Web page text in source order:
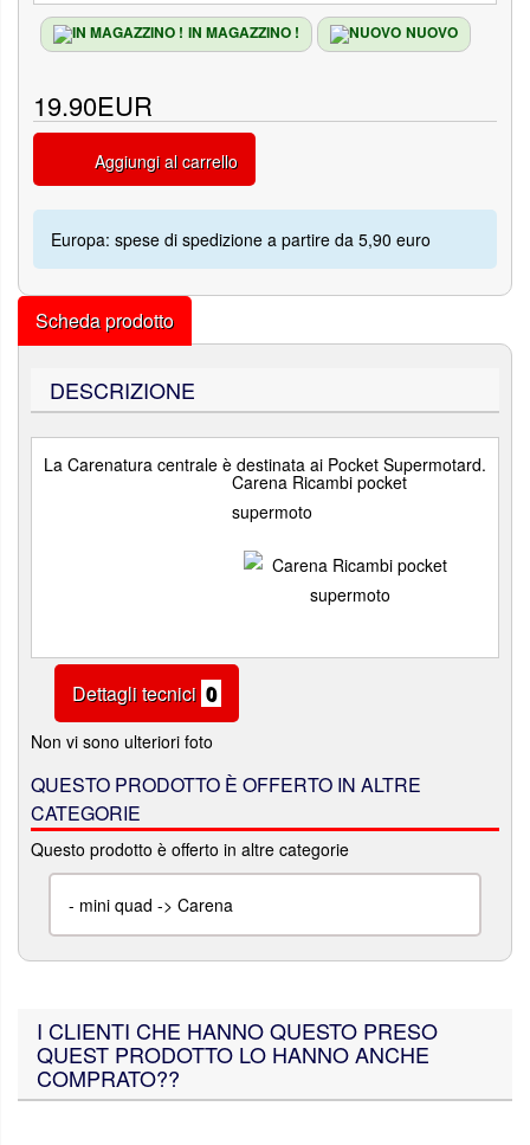
IN MAGAZZINO ! NUOVO
19.90EUR
Aggiungi al carrello
Europa: spese di spedizione a partire da 5,90 euro
Scheda prodotto
DESCRIZIONE
La Carenatura centrale è destinata ai Pocket Supermotard.
Carena Ricambi pocket
supermoto
Dettagli tecnici 0
Non vi sono ulteriori foto
QUESTO PRODOTTO È OFFERTO IN ALTRE
CATEGORIE
Questo prodotto è offerto in altre categorie
- mini quad -> Carena
I CLIENTI CHE HANNO QUESTO PRESO
QUEST PRODOTTO LO HANNO ANCHE
COMPRATO??